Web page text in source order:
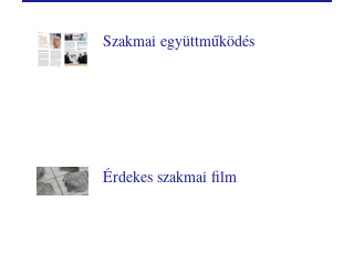
Szakmai együttműködés
Érdekes szakmai film